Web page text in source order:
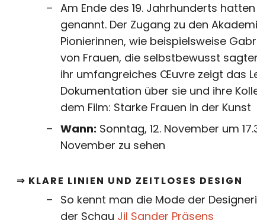
Am Ende des 19. Jahrhunderts
genannt. Der Zugang zu den
Pionierinnen, wie beispielsweise
von Frauen, die selbstbewusst
ihr umfangreiches Œuvre zeigt das
Dokumentation über sie und ihre
dem Film: Starke Frauen in der Kunst
Wann: Sonntag, 12. November um
November zu sehen
⇒ KLARE LINIEN UND ZEITLOSES DESIGN
So kennt man die Mode der
der Schau Jil Sander Präsens